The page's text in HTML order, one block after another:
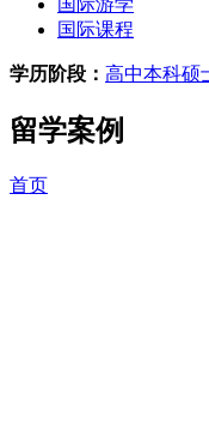
国际游学
国际课程
学历阶段： 高中本科硕
留学案例
首页